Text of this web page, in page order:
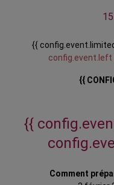
{{
config.event.left
{{
{{
Comment